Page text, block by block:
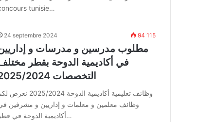
tunisie…
24 septembre 2024 94 115
مطلوب مدرسين و مدرسات و
في أكاديمية الدوحة بقطر
التخصصات 2025/2024
وظائف تعليمية أكاديمية الدوحة 2025/2024
وظائف معلمين و معلمات و إداريين و مشرفين
أكاديمية الدوحة في قطر…